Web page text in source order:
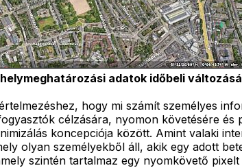
adatok időbeli
hogy mi számít személyes
célzására, nyomon követésére
koncepciója között. Amint valaki
olyan személyekből áll, akik egy adott
szintén tartalmaz egy nyomkövető